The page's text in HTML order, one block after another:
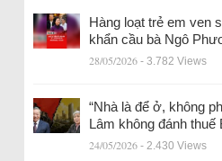
Hàng loạt trẻ em ven
khẩn cầu bà Ngô
28/05/2026 - 3.782 Views
“Nhà là để ở, không
Lâm không đánh
24/05/2026 - 2.430 Views